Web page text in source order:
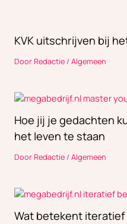
KVK uitschrijven bij
DoorRedactie / Algemeen
Hoe jij je gedachten
het leven te staan
DoorRedactie / Algemeen
Wat betekent